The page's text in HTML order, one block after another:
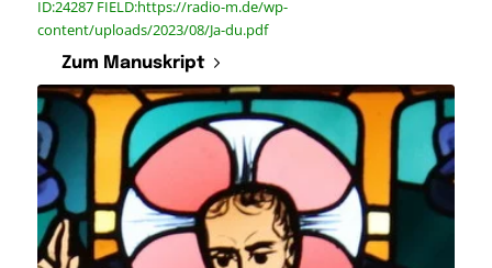
ID:24287 FIELD:https://radio-m.de/wp-
content/uploads/2023/08/Ja-du.pdf
Zum Manuskript